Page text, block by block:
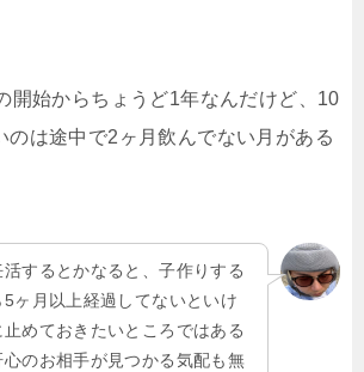
開始からちょうど1年なんだけど、10
のは途中で2ヶ月飲んでない月がある
するとかなると、子作りする
ヶ月以上経過してないといけ
めておきたいところではある
のお相手が見つかる気配も無